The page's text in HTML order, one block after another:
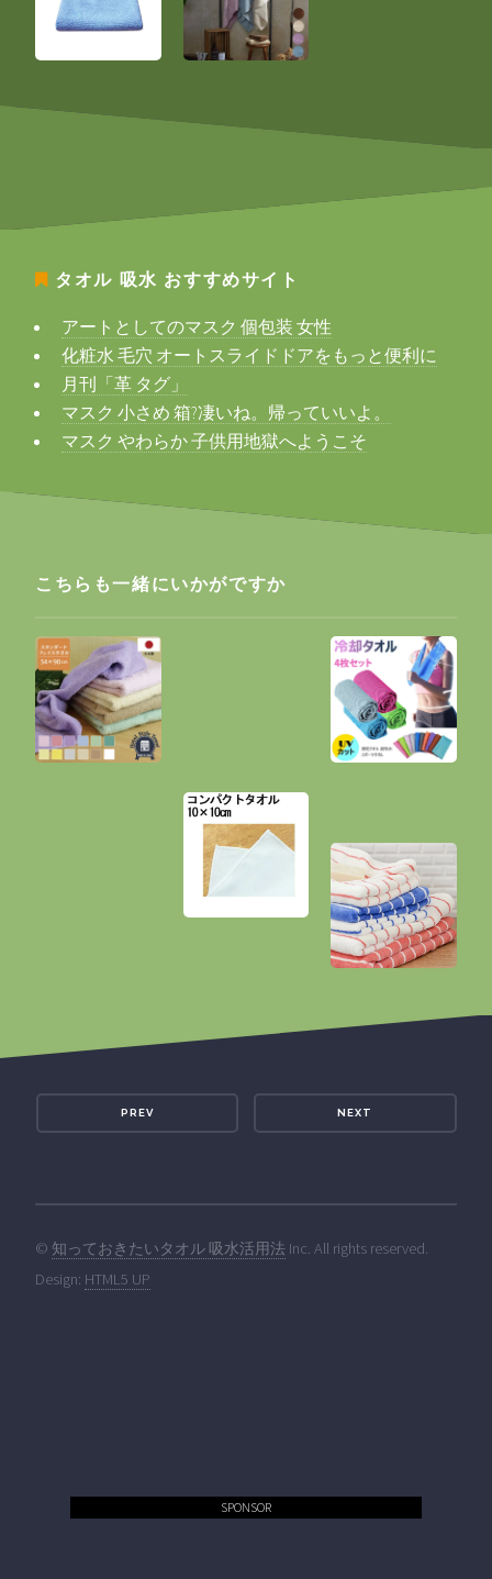
タオル 吸水 おすすめサイト
アートとしてのマスク 個包装 女性
化粧水 毛穴 オートスライドドアをもっと便利に
月刊「革 タグ」
マスク 小さめ 箱?凄いね。帰っていいよ。
マスク やわらか 子供用地獄へようこそ
こちらも一緒にいかがですか
PREV NEXT
© 知っておきたいタオル 吸水活用法 Inc. All rights reserved.
Design: HTML5 UP
SPONSOR